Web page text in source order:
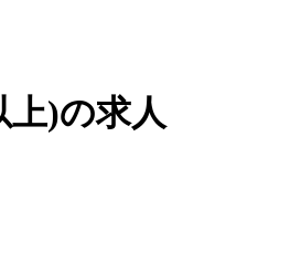
上)の求人